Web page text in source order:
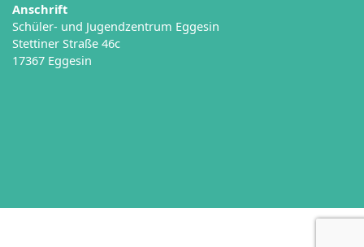
Anschrift
Schüler- und Jugendzentrum Eggesin
Stettiner Straße 46c
17367 Eggesin